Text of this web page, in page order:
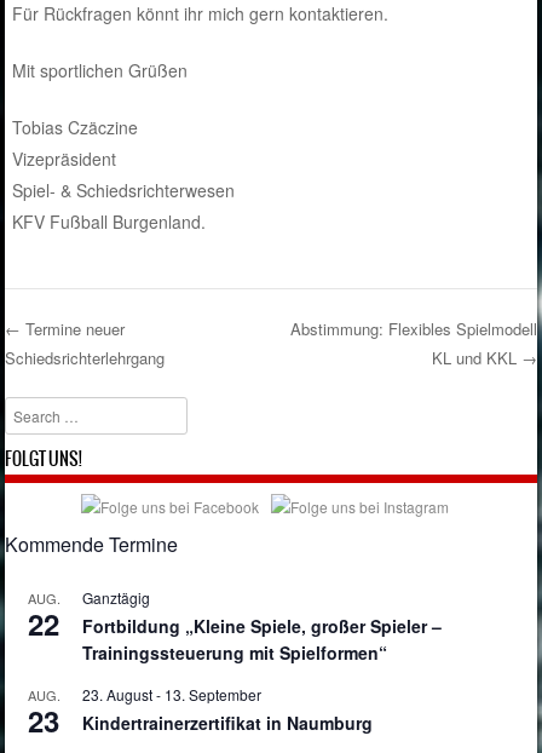
Für Rückfragen könnt ihr mich gern kontaktieren.
Mit sportlichen Grüßen
Tobias Czäczine
Vizepräsident
Spiel- & Schiedsrichterwesen
KFV Fußball Burgenland.
Post navigation
← Termine neuer
Schiedsrichterlehrgang
Abstimmung: Flexibles Spielmodell
KL und KKL →
Search
FOLGT UNS!
Kommende Termine
AUG.
22
Ganztägig
Fortbildung „Kleine Spiele, großer Spieler –
Trainingssteuerung mit Spielformen“
AUG.
23
23. August- 13. September
Kindertrainerzertifikat in Naumburg